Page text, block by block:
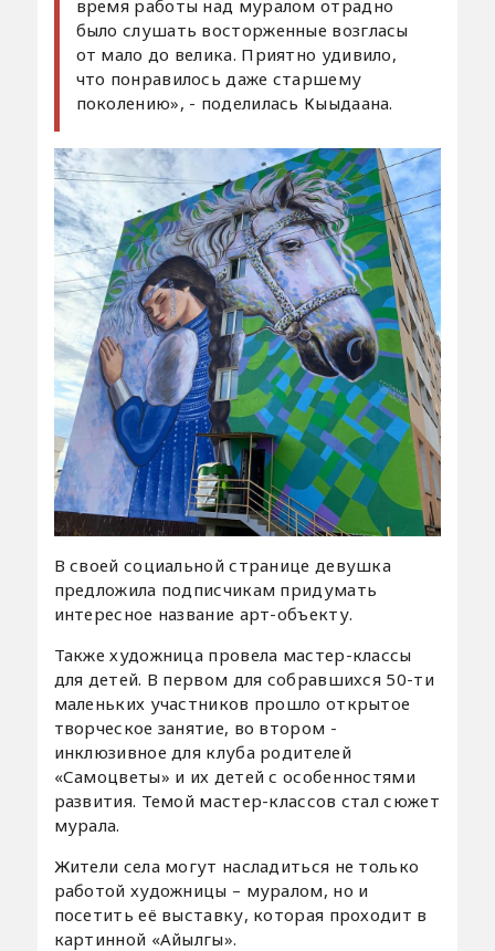
время работы над муралом отрадно
было слушать восторженные возгласы
от мало до велика. Приятно удивило,
что понравилось даже старшему
поколению», - поделилась Кыыдаана.
В своей социальной странице девушка
предложила подписчикам придумать
интересное название арт-объекту.
Также художница провела мастер-классы
для детей. В первом для собравшихся 50-ти
маленьких участников прошло открытое
творческое занятие, во втором -
инклюзивное для клуба родителей
«Самоцветы» и их детей с особенностями
развития. Темой мастер-классов стал сюжет
мурала.
Жители села могут насладиться не только
работой художницы – муралом, но и
посетить её выставку, которая проходит в
картинной «Айылгы».